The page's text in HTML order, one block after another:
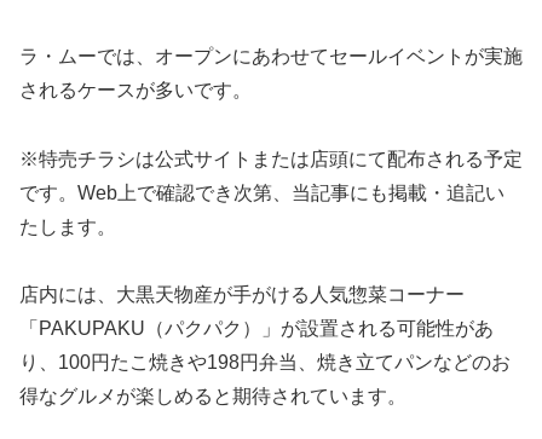
ラ・ムーでは、オープンにあわせてセールイベントが実施
されるケースが多いです。
※特売チラシは公式サイトまたは店頭にて配布される予定
です。Web上で確認でき次第、当記事にも掲載・追記い
たします。
店内には、大黒天物産が手がける人気惣菜コーナー
「PAKUPAKU（パクパク）」が設置される可能性があ
り、100円たこ焼きや198円弁当、焼き立てパンなどのお
得なグルメが楽しめると期待されています。